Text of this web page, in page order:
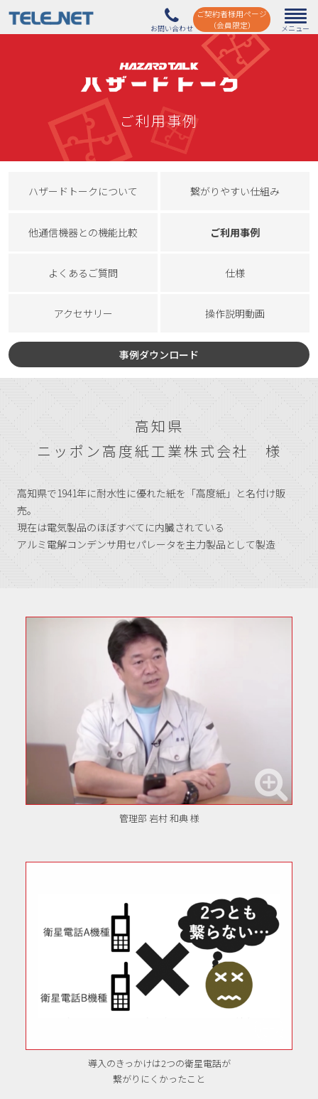
ご契約者様用ページ
（会員限定）
ご利用事例
ハザードトークについて 繋がりやすい仕組み
他通信機器との機能比較 ご利用事例
よくあるご質問 仕様
アクセサリー 操作説明動画
事例ダウンロード
高知県
ニッポン高度紙工業株式会社 様
高知県で1941年に耐水性に優れた紙を「高度紙」と名付け販
売。
現在は電気製品のほぼすべてに内臓されている
アルミ電解コンデンサ用セパレータを主力製品として製造
管理部 岩村 和典 様
導入のきっかけは2つの衛星電話が
繋がりにくかったこと